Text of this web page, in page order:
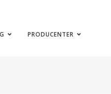
PRODUCENTER